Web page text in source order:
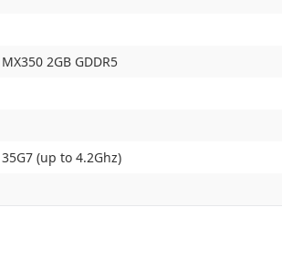
2GB GDDR5
(up to 4.2Ghz)